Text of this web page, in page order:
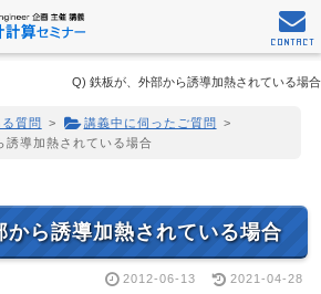
Q) 鉄板が、外部から誘導加熱されている場合
質問 > 講義中に伺ったご質問
>
誘導加熱されている場合
から誘導加熱されている場合
2012-06-13 2021-04-28
CONTACT